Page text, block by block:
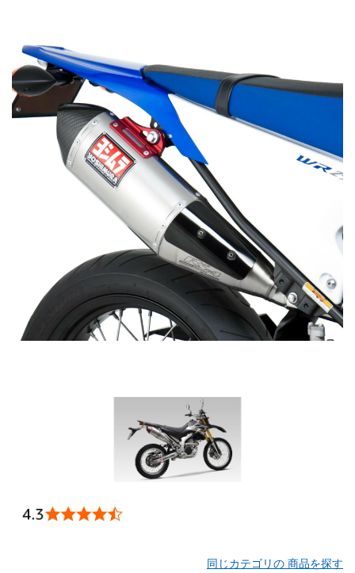
同じカテゴリの 商品を探す